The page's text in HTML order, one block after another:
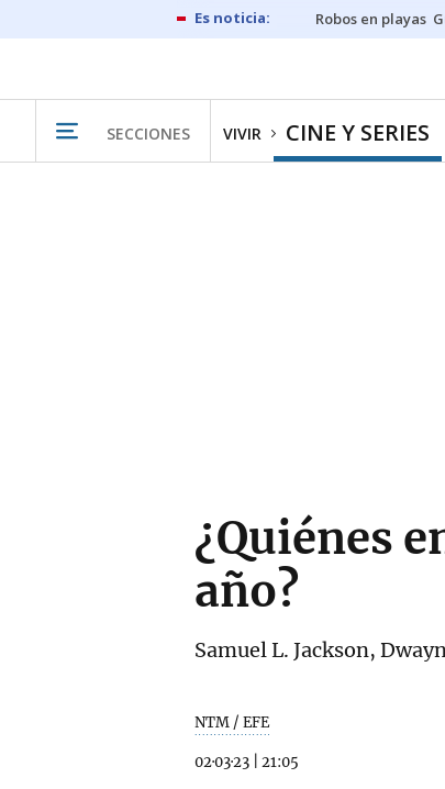
Robos en playas
SECCIONES VIVIR CINE Y SERIES
¿Quiénes
año?
Samuel L. Jackson,
NTM / EFE
02·03·23 21:05